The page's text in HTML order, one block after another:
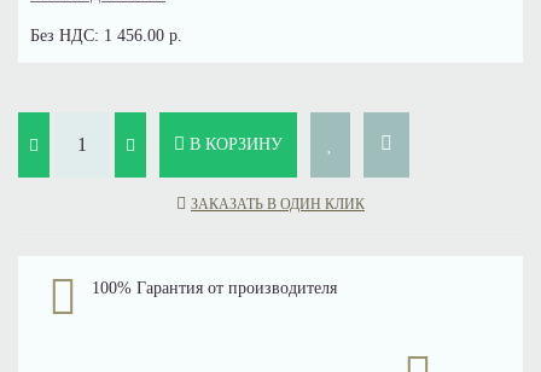
Без НДС: 1 456.00 р.
В КОРЗИНУ
ЗАКАЗАТЬ В ОДИН КЛИК
100% Гарантия от производителя